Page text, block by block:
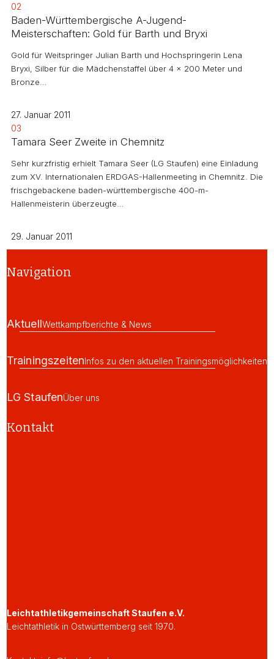
02
Baden-Württembergische A-Jugend-
Meisterschaften: Gold für Barth und Bryxi
Gold für Weitspringer Julian Barth und Hochspringerin Lena
Bryxi, Silber für die Mädchenstaffel über 4 x 200 Meter und
Bronze…
27. Januar 2011
03
Tamara Seer Zweite in Chemnitz
Sehr kurzfristig erhielt Tamara Seer (LG Staufen) eine Einladung
zum XV. Internationalen ERDGAS-Hallenmeeting in Chemnitz. Die
frischgebackene baden-württembergische 400-m-
Hallenmeisterin überzeugte…
29. Januar 2011
Navigation
AktuellWettkampfberichte & News
TrainingszeitenInfos zu den aktuellen Trainingsmöglichkeiten
LG StaufenÜber uns
Kontakt
Leichtathletikgemeinschaft Staufen e.V.
Leichtathletik in Ostwürttemberg seit 1970.